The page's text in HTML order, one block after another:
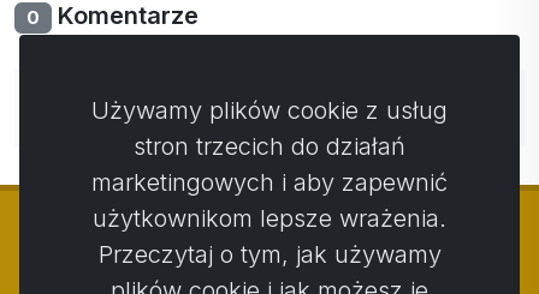
0 Komentarze
Nie ma jeszcze komentarzy. Bądź pierwszy ze swoim
komentarzem.
Używamy plików cookie z usług
stron trzecich do działań
marketingowych i aby zapewnić
użytkownikom lepsze wrażenia.
Przeczytaj o tym, jak używamy